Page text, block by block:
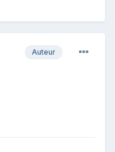
Auteur